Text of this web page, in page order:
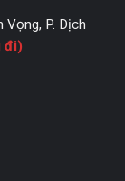
P. Dịch
đi)